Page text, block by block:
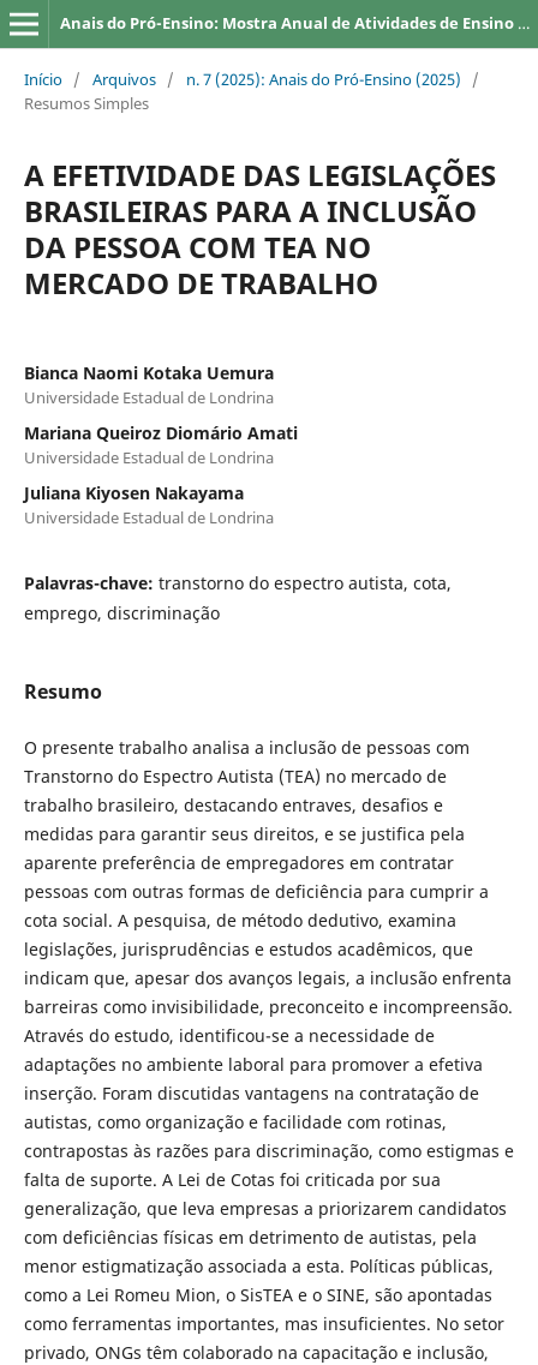
Anais do Pró-Ensino: Mostra Anual de Atividades de Ensino da UEL
Início / Arquivos / n. 7 (2025): Anais do Pró-Ensino (2025)
/
Resumos Simples
A EFETIVIDADE DAS LEGISLAÇÕES
BRASILEIRAS PARA A INCLUSÃO
DA PESSOA COM TEA NO
MERCADO DE TRABALHO
Bianca Naomi Kotaka Uemura
Universidade Estadual de Londrina
Mariana Queiroz Diomário Amati
Universidade Estadual de Londrina
Juliana Kiyosen Nakayama
Universidade Estadual de Londrina
Palavras-chave: transtorno do espectro autista, cota,
emprego, discriminação
Resumo
O presente trabalho analisa a inclusão de pessoas com
Transtorno do Espectro Autista (TEA) no mercado de
trabalho brasileiro, destacando entraves, desafios e
medidas para garantir seus direitos, e se justifica pela
aparente preferência de empregadores em contratar
pessoas com outras formas de deficiência para cumprir a
cota social. A pesquisa, de método dedutivo, examina
legislações, jurisprudências e estudos acadêmicos, que
indicam que, apesar dos avanços legais, a inclusão enfrenta
barreiras como invisibilidade, preconceito e incompreensão.
Através do estudo, identificou-se a necessidade de
adaptações no ambiente laboral para promover a efetiva
inserção. Foram discutidas vantagens na contratação de
autistas, como organização e facilidade com rotinas,
contrapostas às razões para discriminação, como estigmas e
falta de suporte. A Lei de Cotas foi criticada por sua
generalização, que leva empresas a priorizarem candidatos
com deficiências físicas em detrimento de autistas, pela
menor estigmatização associada a esta. Políticas públicas,
como a Lei Romeu Mion, o SisTEA e o SINE, são apontadas
como ferramentas importantes, mas insuficientes. No setor
privado, ONGs têm colaborado na capacitação e inclusão,